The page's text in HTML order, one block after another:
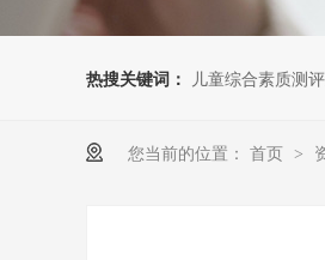
热搜关键词： 儿童综合素质测
您当前的位置： 首页 >